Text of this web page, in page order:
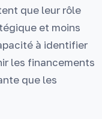
que leur rôle
et moins
à identifier
les financements
que les